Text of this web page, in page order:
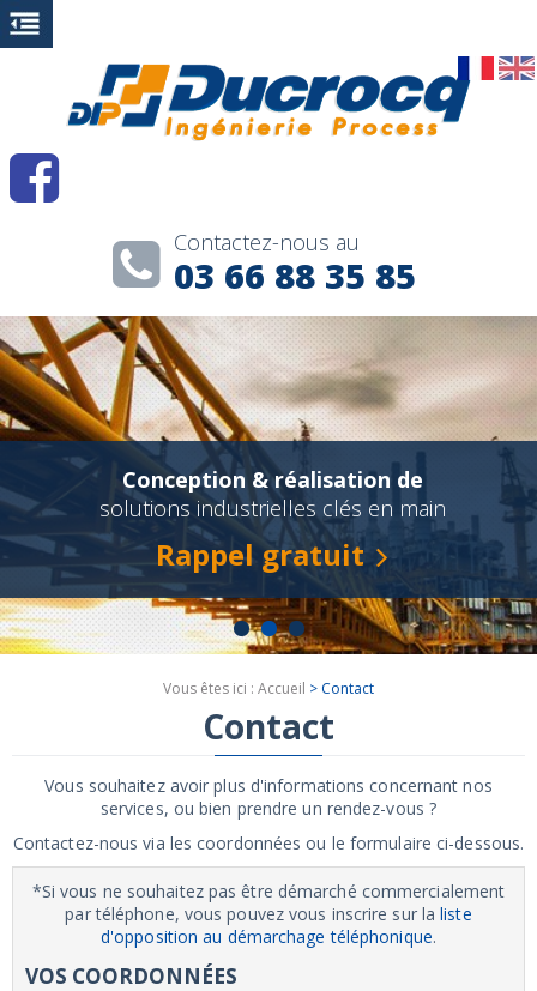
Contactez-nous au
03 66 88 35 85
Conception & réalisation de
solutions industrielles clés en main
Rappel gratuit
Vous êtes ici : Accueil > Contact
Contact
Vous souhaitez avoir plus d'informations concernant nos
services, ou bien prendre un rendez-vous ?
Contactez-nous via les coordonnées ou le formulaire ci-dessous.
*Si vous ne souhaitez pas être démarché commercialement
par téléphone, vous pouvez vous inscrire sur laliste
d'opposition au démarchage téléphonique.
VOS COORDONNÉES